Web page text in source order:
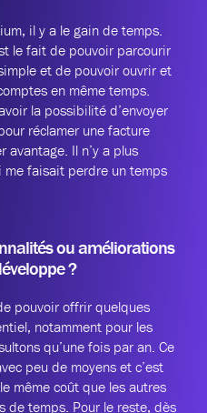
il y a le gain de temps.
le fait de pouvoir parcourir
et de pouvoir ouvrir et
en même temps.
la possibilité d’envoyer
réclamer une facture
avantage. Il n’y a plus
me faisait perdre un temps
ou améliorations
?
pouvoir offrir quelques
notamment pour les
qu’une fois par an. Ce
peu de moyens et c’est
même coût que les autres
de temps. Pour le reste, dès